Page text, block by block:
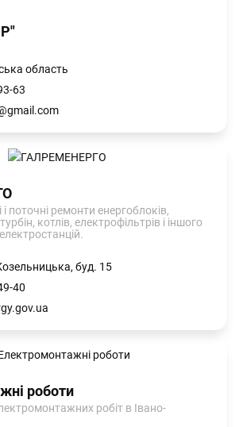
область
63
і поточні ремонти енергоблоків,
котлів, електрофільтрів і іншого
буд. 15
40
роботи
робіт в Івано-